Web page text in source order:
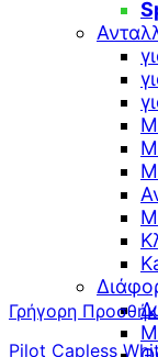
Γρήγορη
Pilot Capless